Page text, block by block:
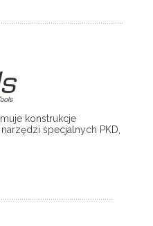
konstrukcje
specjalnych PKD,